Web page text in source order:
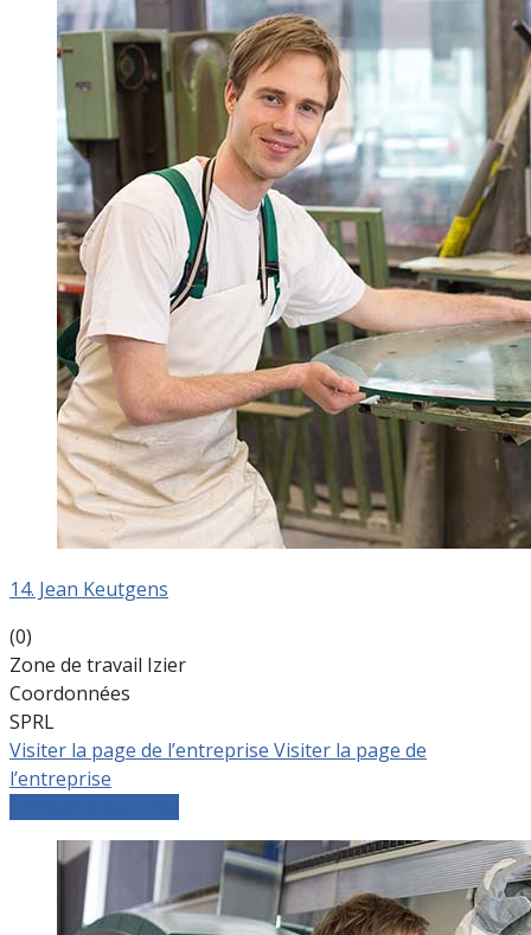
14. Jean Keutgens
(0)
Zone de travail Izier
Coordonnées
SPRL
Visiter la page de l’entreprise Visiter la page de
l’entreprise